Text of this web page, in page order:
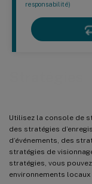
responsabilité)
Utilisez la console de
des stratégies
d’événements, des
stratégies de
stratégies, vous
environnements locaux